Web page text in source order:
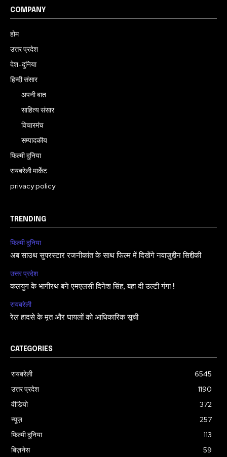
COMPANY
होम
उत्तर प्रदेश
देश-दुनिया
हिन्दी संसार
अपनी बात
साहित्य संसार
विचारमंच
सम्पादकीय
फिल्मी दुनिया
रायबरेली मार्केट
privacy policy
TRENDING
फिल्मी दुनिया
अब साउथ सुपरस्टार रजनीकांत के साथ फिल्म में दिखेंगे नवाज़ुद्दीन सिद्दीकी
उत्तर प्रदेश
कलयुग के भागीरथ बने एमएलसी दिनेश सिंह, बहा दी उल्टी गंगा !
रायबरेली
रेल हादसे के मृत और घायलों को आधिकारिक सूची
CATEGORIES
रायबरेली
6545
उत्तर प्रदेश
1190
वीडियो
372
न्यूज़
257
फिल्मी दुनिया
113
बिज़नेस
59